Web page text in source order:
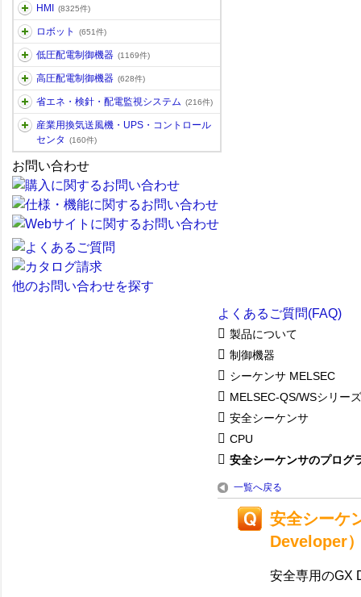
HMI (8325件)
ロボット (651件)
低圧配電制御機器 (1169件)
高圧配電制御機器 (628件)
省エネ・検針・配電監視システム (216件)
産業用換気送風機・UPS・コントロール
センタ
(160件)
お問い合わせ
他のお問い合わせを探す
よくあるご質問(FAQ)
製品について
制御機器
シーケンサ MELSEC
MELSEC-QS/WSシリーズ
安全シーケンサ
CPU
安全シーケンサのプログ
一覧へ戻る
安全シーケ
Developer
安全専用のGX